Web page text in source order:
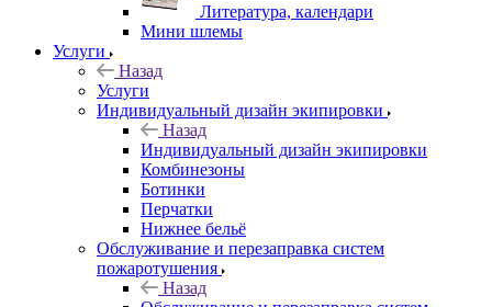
Литература, календари
Мини шлемы
Услуги
Назад
Услуги
Индивидуальный дизайн экипировки
Назад
Индивидуальный дизайн экипировки
Комбинезоны
Ботинки
Перчатки
Нижнее бельё
Обслуживание и перезаправка систем
пожаротушения
Назад